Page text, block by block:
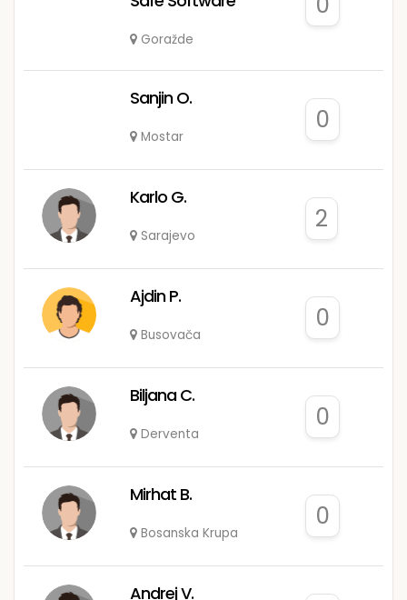
Goražde
Sanjin O.
Mostar
0
Karlo G.
Sarajevo
2
Ajdin P.
Busovača
0
Biljana C.
Derventa
0
Mirhat B.
Bosanska Krupa
0
Andrej V.